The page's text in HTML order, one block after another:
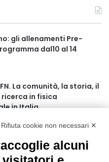
gli allenamenti Pre-
dal10 al 14
La comunità, la storia, il
in fisica
in Italia
stagione turistica
Rifiuta cookie non necessari ✕
alcuni